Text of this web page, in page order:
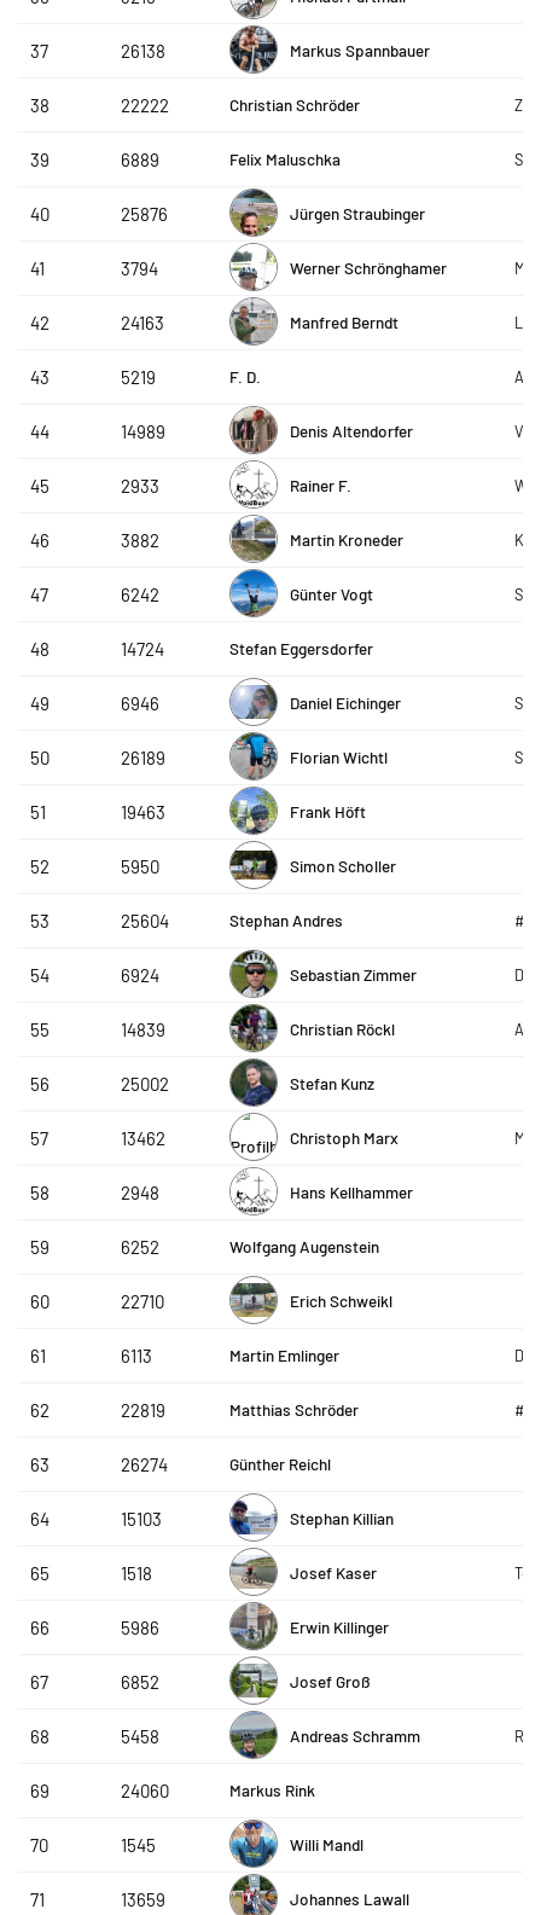
37 26138 Markus Spannbauer
38 22222 Christian Schröder
39 6889 Felix Maluschka
40 25876 Jürgen Straubinger
41 3794 Werner Schrönghamer
42 24163 Manfred Berndt
43 5219 F. D.
44 14989 Denis Altendorfer
45 2933 Rainer F.
46 3882 Martin Kroneder
47 6242 Günter Vogt
48 14724 Stefan Eggersdorfer
49 6946 Daniel Eichinger
50 26189 Florian Wichtl
51 19463 Frank Höft
52 5950 Simon Scholler
53 25604 Stephan Andres
54 6924 Sebastian Zimmer
55 14839 Christian Röckl
56 25002 Stefan Kunz
57 13462 Christoph Marx
58 2948 Hans Kellhammer
59 6252 Wolfgang Augenstein
60 22710 Erich Schweikl
61 6113 Martin Emlinger
62 22819 Matthias Schröder
63 26274 Günther Reichl
64 15103 Stephan Killian
65 1518 Josef Kaser
66 5986 Erwin Killinger
67 6852 Josef Groß
68 5458 Andreas Schramm
69 24060 Markus Rink
70 1545 Willi Mandl
71 13659 Johannes Lawall